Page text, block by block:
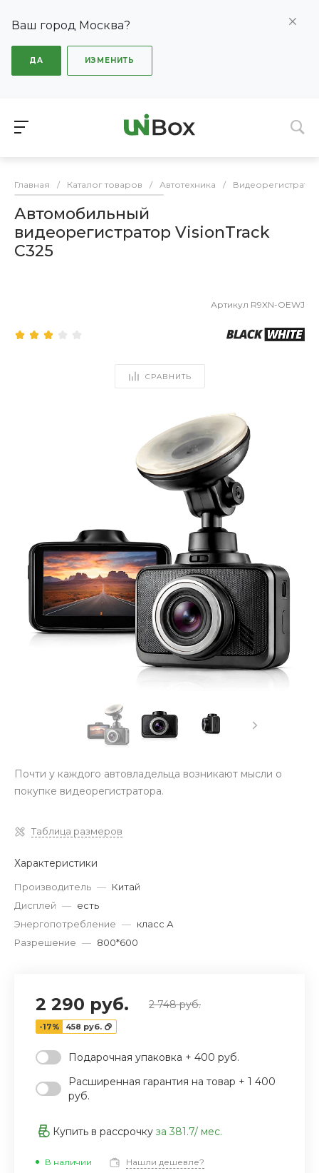
Ваш город Москва?
ДА ИЗМЕНИТЬ
Главная / Каталог товаров / Автотехника /
Автомобильный
видеорегистратор VisionTrack
C325
Артикул R9XN-OEWJ
СРАВНИТЬ
Почти у каждого автовладельца возникают мысли о
покупке видеорегистратора.
Таблица размеров
Характеристики
Производитель — Китай
Дисплей — есть
Энергопотребление — класс А
Разрешение — 800*600
2 290 руб. 2 748 руб.
-17% 458 руб.
Подарочная упаковка + 400 руб.
Расширенная гарантия на товар + 1 400
руб.
Купить в рассрочку за 381.7/ мес.
В наличии Нашли дешевле?